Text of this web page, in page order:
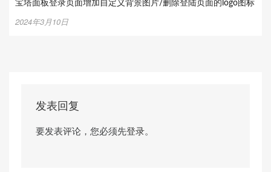
宝塔面板登录页面增加自定义背景图片/删除登陆页面的logo图标
2024年3月10日
发表回复
要发表评论，您必须先登录。